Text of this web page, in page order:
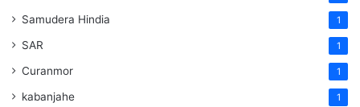
Samudera Hindia 1
SAR 1
Curanmor 1
kabanjahe 1